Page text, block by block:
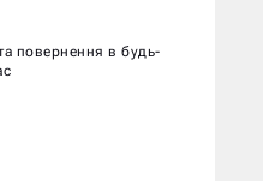
повернення в будь-